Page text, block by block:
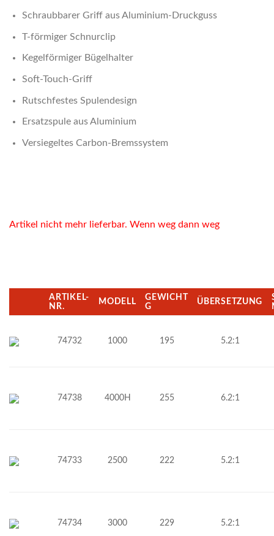
Schraubbarer Griff aus Aluminium-Druckguss
T-förmiger Schnurclip
Kegelförmiger Bügelhalter
Soft-Touch-Griff
Rutschfestes Spulendesign
Ersatzspule aus Aluminium
Versiegeltes Carbon-Bremssystem
Artikel nicht mehr lieferbar. Wenn weg dann weg
ARTIKEL-
NR.
MODELL
GEWICHT
G
ÜBERSETZUNG
74732 1000 195 5.2:1
74738 4000H 255 6.2:1
74733 2500 222 5.2:1
74734 3000 229 5.2:1